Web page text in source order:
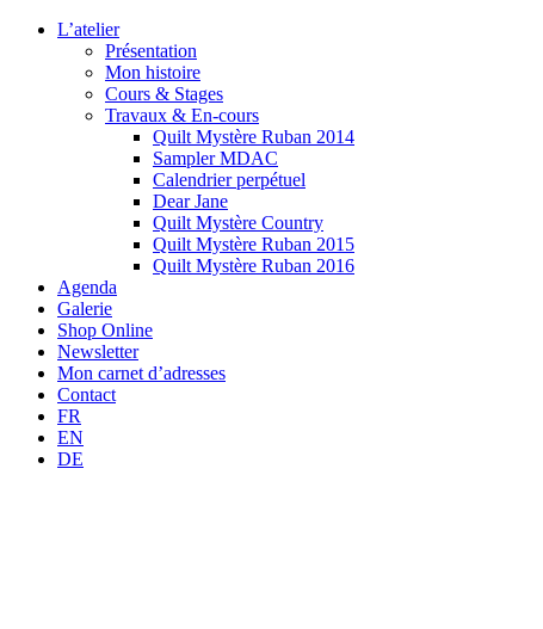
L’atelier
Présentation
Mon histoire
Cours & Stages
Travaux & En-cours
Quilt Mystère Ruban 2014
Sampler MDAC
Calendrier perpétuel
Dear Jane
Quilt Mystère Country
Quilt Mystère Ruban 2015
Quilt Mystère Ruban 2016
Agenda
Galerie
Shop Online
Newsletter
Mon carnet d’adresses
Contact
FR
EN
DE